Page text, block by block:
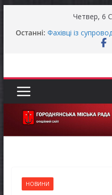
Четвер, 6
Останні: Фахівці із
демобілізованих
Городнянська
відсоткові
щодо яких
евакуацію
НОВИНИ